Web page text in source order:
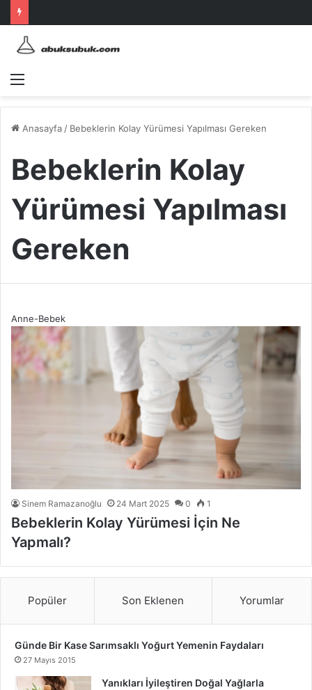
Menü
Anasayfa / Bebeklerin Kolay Yürümesi Yapılması Gereken
Bebeklerin Kolay
Yürümesi Yapılması
Gereken
Anne-Bebek
Sinem Ramazanoğlu 24 Mart 2025 0 1
Bebeklerin Kolay Yürümesi İçin Ne
Yapmalı?
Popüler Son Eklenen Yorumlar
Günde Bir Kase Sarımsaklı Yoğurt Yemenin Faydaları
27 Mayıs 2015
Yanıkları İyileştiren Doğal Yağlarla